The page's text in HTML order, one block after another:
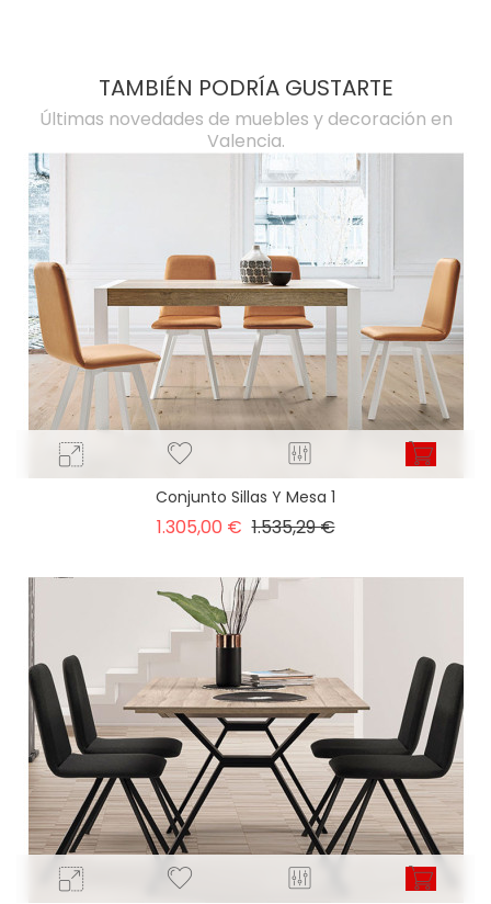
TAMBIÉN PODRÍA GUSTARTE
Últimas novedades de muebles y decoración en
Valencia.
Conjunto Sillas Y Mesa 1
1.305,00 € Precio
1.535,29 €Precio